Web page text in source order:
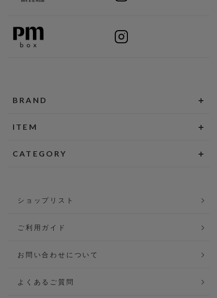
BRAND
ITEM
CATEGORY
ショップリスト
ご利用ガイド
お問い合わせについて
よくあるご質問